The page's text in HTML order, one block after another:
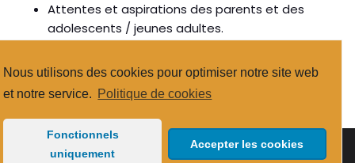
Nous utilisons des cookies pour optimiser notre site web
et notre service. Politique de cookies
Fonctionnels
uniquement
Accepter les cookies
Attentes et aspirations des parents et des
adolescents / jeunes adultes.
Communication et respect mutuel.
© 2026 https://www.mediation-familiale.eu/. Created